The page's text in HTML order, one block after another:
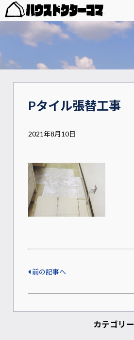
Pタイル張替工事
2021年8月10日
前の記事へ
カテゴリー